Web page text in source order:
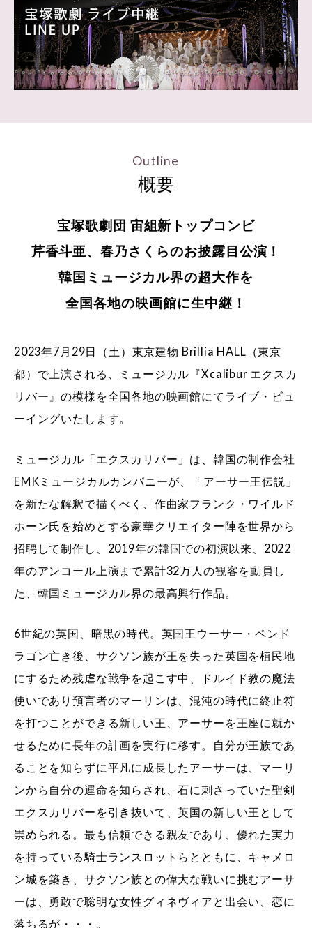
Outline
概要
宝塚歌劇団 宙組新トップコンビ
芹香斗亜、春乃さくらのお披露目公演！
韓国ミュージカル界の超大作を
全国各地の映画館に生中継！
2023年7月29日（土）東京建物 Brillia HALL（東京
都）で上演される、ミュージカル『Xcalibur エクスカ
リバー』の模様を全国各地の映画館にてライブ・ビュ
ーイングいたします。
ミュージカル「エクスカリバー」は、韓国の制作会社
EMKミュージカルカンパニーが、「アーサー王伝説」
を新たな解釈で描くべく、作曲家フランク・ワイルド
ホーン氏を始めとする豪華クリエイター陣を世界から
招聘して制作し、2019年の韓国での初演以来、2022
年のアンコール上演まで累計32万人の観客を動員し
た、韓国ミュージカル界の最高興行作品。
6世紀の英国、暗黒の時代。英国王ウーサー・ペンド
ラゴン亡き後、サクソン族が王を失った英国を植民地
にするため残虐な戦争を起こす中、ドルイド教の魔法
使いであり預言者のマーリンは、混沌の時代に終止符
を打つことができる新しい王、アーサーを王座に就か
せるために長年の計画を実行に移す。自分が王族であ
ることを知らずに平凡に成長したアーサーは、マーリ
ンから自分の運命を知らされ、石に刺さっていた聖剣
エクスカリバーを引き抜いて、英国の新しい王として
崇められる。最も信頼できる親友であり、優れた実力
を持っている騎士ランスロットらとともに、キャメロ
ン城を築き、サクソン族との偉大な戦いに挑むアーサ
ーは、勇敢で聡明な女性グィネヴィアと出会い、恋に
落ちるが・・・。